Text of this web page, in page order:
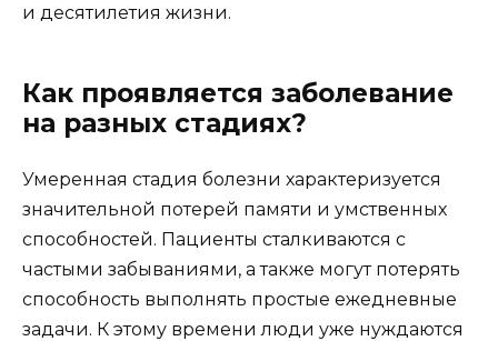
и десятилетия жизни.
Как проявляется заболевание
на разных стадиях?
Умеренная стадия болезни характеризуется
значительной потерей памяти и умственных
способностей. Пациенты сталкиваются с
частыми забываниями, а также могут потерять
способность выполнять простые ежедневные
задачи. К этому времени люди уже нуждаются